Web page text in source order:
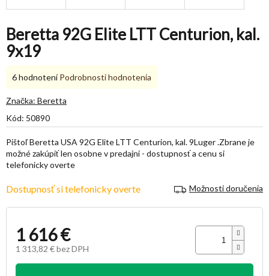
Beretta 92G Elite LTT Centurion, kal.
9x19
Kód: 50890
Dostupnosť si telefonicky overte Možnosti doručenia
1 616 €
1 313,82 € bez DPH
Jednotková
Pištoľ Beretta USA 92G Elite LTT Centurion, kal. 9Luger .Zbrane je
možné zakúpiť len osobne v predajni - dostupnosť a cenu si
telefonicky overte
Priemerné
produktu
4,8
5
hviezdičiek.
6 hodnotení Podrobnosti hodnotenia
Značka: Beretta